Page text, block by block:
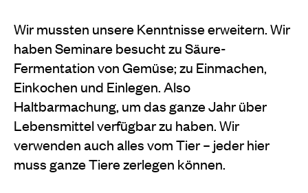
Wir mussten unsere Kenntnisse erweitern. Wir
haben Seminare besucht zu Säure-
Fermentation von Gemüse; zu Einmachen,
Einkochen und Einlegen. Also
Haltbarmachung, um das ganze Jahr über
Lebensmittel verfügbar zu haben. Wir
verwenden auch alles vom Tier – jeder hier
muss ganze Tiere zerlegen können.